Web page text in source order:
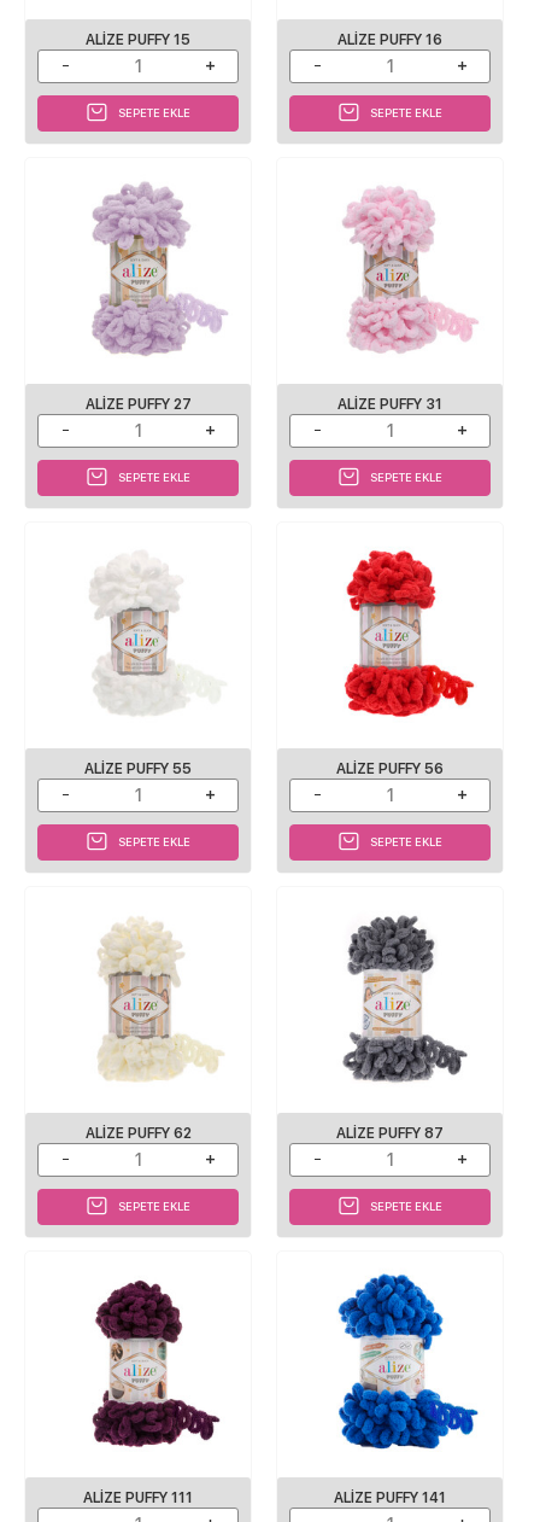
ALIZE PUFFY 15
SEPETE EKLE
ALIZE PUFFY 16
SEPETE EKLE
ALIZE PUFFY 27
SEPETE EKLE
ALIZE PUFFY 31
SEPETE EKLE
ALIZE PUFFY 55
SEPETE EKLE
ALIZE PUFFY 56
SEPETE EKLE
ALIZE PUFFY 62
SEPETE EKLE
ALIZE PUFFY 87
SEPETE EKLE
ALIZE PUFFY 111 ALIZE PUFFY 141